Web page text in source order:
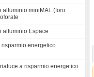
alluminio miniMAL (foro
alluminio Espace
risparmio energetico
a risparmio energetico